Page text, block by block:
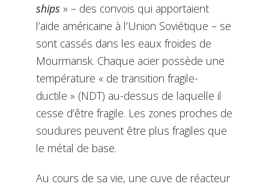
ships » – des convois qui apportaient
l’aide américaine à l’Union Soviétique – se
sont cassés dans les eaux froides de
Mourmansk. Chaque acier possède une
température « de transition fragile-
ductile » (NDT) au-dessus de laquelle il
cesse d’être fragile. Les zones proches de
soudures peuvent être plus fragiles que
le métal de base.
Au cours de sa vie, une cuve de réacteur